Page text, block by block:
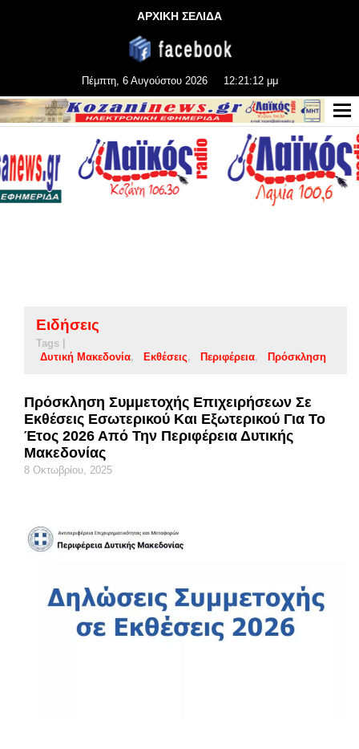
ΑΡΧΙΚΗ ΣΕΛΙΔΑ
Πέμπτη, 6 Αυγούστου 2026 12:21:12 μμ
Ειδήσεις
Tags |
Δυτική Μακεδονία
Εκθέσεις Περιφέρεια Πρόσκληση
Πρόσκληση Συμμετοχής Επιχειρήσεων Σε
Εκθέσεις Εσωτερικού Και Εξωτερικού Για Το
Έτος 2026 Από Την Περιφέρεια Δυτικής
Μακεδονίας
8 Οκτωβρίου, 2025